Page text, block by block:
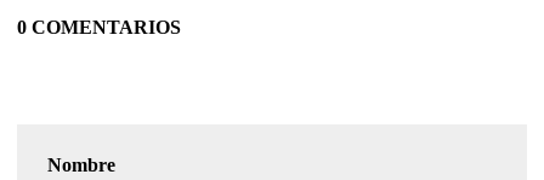
0 COMENTARIOS
Nombre